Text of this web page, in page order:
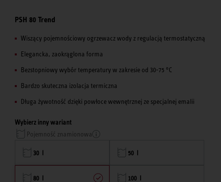
PSH 80 Trend
Wiszący pojemnościowy ogrzewacz wody z regulacją termostatyczną
Elegancka, zaokrąglona forma
Bezstopniowy wybór temperatury w zakresie od 30-75 °C
Bardzo skuteczna izolacja termiczna
Długa żywotność dzięki powłoce wewnętrznej ze specjalnej emalii
Wybierz inny wariant
Pojemność znamionowa
30 l 50 l
80 l 100 l